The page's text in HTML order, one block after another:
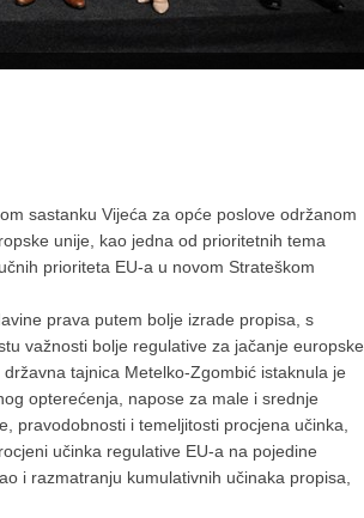
sastanku Vijeća za opće poslove održanom
unije, kao jedna od prioritetnih tema
prioriteta EU-a u novom Strateškom
prava putem bolje izrade propisa, s
važnosti bolje regulative za jačanje europske
tajnica Metelko-Zgombić istaknula je
opterećenja, napose za male i srednje
pravodobnosti i temeljitosti procjena učinka,
učinka regulative EU-a na pojedine
i razmatranju kumulativnih učinaka propisa,